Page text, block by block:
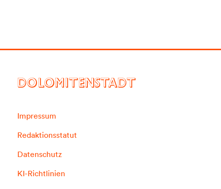
DOLOMITENSTADT
Impressum
Redaktionsstatut
Datenschutz
KI-Richtlinien